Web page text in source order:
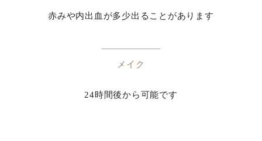
赤みや内出血が多少出ることがあります
メイク
24時間後から可能です